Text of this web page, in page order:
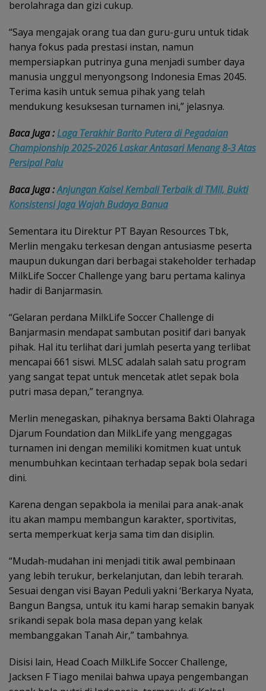
berolahraga dan gizi cukup.
“Saya mengajak orang tua dan guru-guru untuk tidak
hanya fokus pada prestasi instan, namun
mempersiapkan putrinya guna menjadi sumber daya
manusia unggul menyongsong Indonesia Emas 2045.
Terima kasih untuk semua pihak yang telah
mendukung kesuksesan turnamen ini,” jelasnya.
Baca Juga :Laga Terakhir Barito Putera di Pegadaian
Championship 2025-2026 Laskar Antasari Menang 8-3 Atas
Persipal Palu
Baca Juga :Anjungan Kalsel Kembali Terbaik di TMII, Bukti
Konsistensi Jaga Wajah Budaya Banua
Sementara itu Direktur PT Bayan Resources Tbk,
Merlin mengaku terkesan dengan antusiasme peserta
maupun dukungan dari berbagai stakeholder terhadap
MilkLife Soccer Challenge yang baru pertama kalinya
hadir di Banjarmasin.
“Gelaran perdana MilkLife Soccer Challenge di
Banjarmasin mendapat sambutan positif dari banyak
pihak. Hal itu terlihat dari jumlah peserta yang terlibat
mencapai 661 siswi. MLSC adalah salah satu program
yang sangat tepat untuk mencetak atlet sepak bola
putri masa depan,” terangnya.
Merlin menegaskan, pihaknya bersama Bakti Olahraga
Djarum Foundation dan MilkLife yang menggagas
turnamen ini dengan memiliki komitmen kuat untuk
menumbuhkan kecintaan terhadap sepak bola sedari
dini.
Karena dengan sepakbola ia menilai para anak-anak
itu akan mampu membangun karakter, sportivitas,
serta memperkuat kerja sama tim dan disiplin.
“Mudah-mudahan ini menjadi titik awal pembinaan
yang lebih terukur, berkelanjutan, dan lebih terarah.
Sesuai dengan visi Bayan Peduli yakni ‘Berkarya Nyata,
Bangun Bangsa, untuk itu kami harap semakin banyak
srikandi sepak bola masa depan yang kelak
membanggakan Tanah Air,” tambahnya.
Disisi lain, Head Coach MilkLife Soccer Challenge,
Jacksen F Tiago menilai bahwa upaya pengembangan